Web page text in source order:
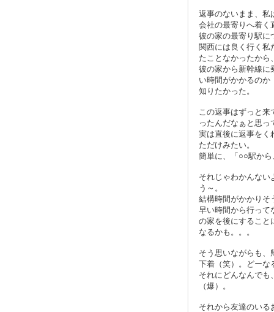
返事のないまま、私
会社の最寄りへ着く
彼の家の最寄り駅に
関西には良く行く私
たことなかったから
彼の家から新幹線に
い時間がかかるのか
知りたかった。
この返事はずっと来
ったんだなぁと思っ
実は直後に返事をく
ただけみたい。
簡単に、「○○駅か
それじゃわかんない
う～。
結構時間がかかりそ
早い時間から行って
の家を後にすること
なるかも。。。
そう思いながらも、
下着（笑）。どーな
それにどんなんでも
（爆）。
それから友達のいる